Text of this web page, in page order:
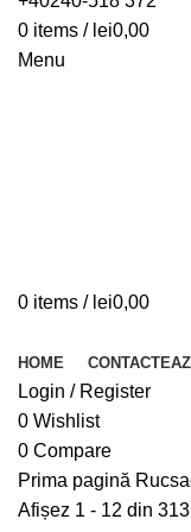
0 items / lei0,00
Menu
0 items / lei0,00
HOME
Login / Register
0 Wishlist
0 Compare
Prima pagină
Afișez 1 - 12 din